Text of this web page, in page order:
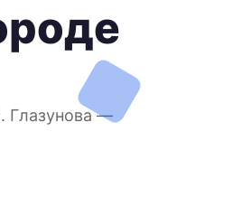
Глазунова —